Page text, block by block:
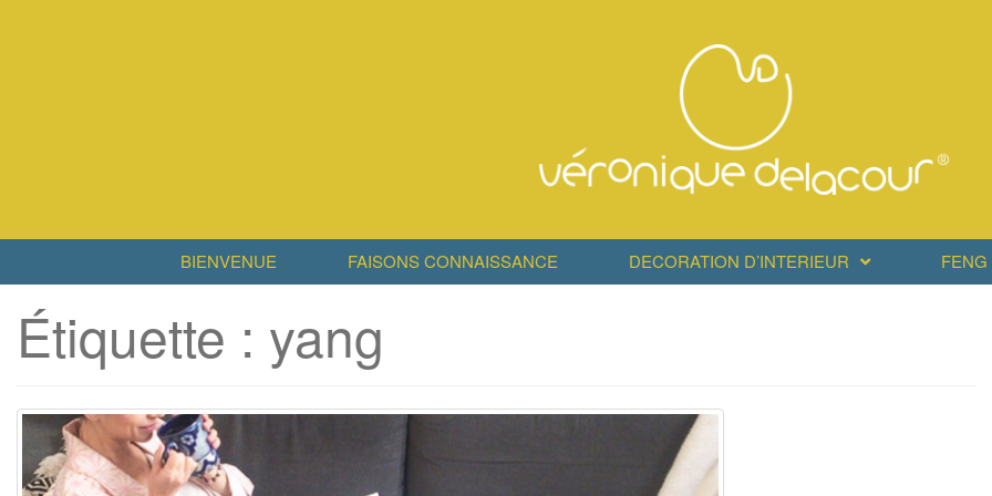
BIENVENUE FAISONS CONNAISSANCE DECORATION D’INTERIEUR FENG
Étiquette : yang